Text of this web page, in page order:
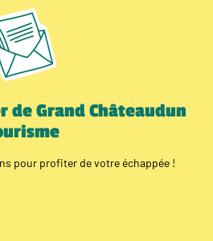
de Grand Châteaudun
pour profiter de votre échappée !